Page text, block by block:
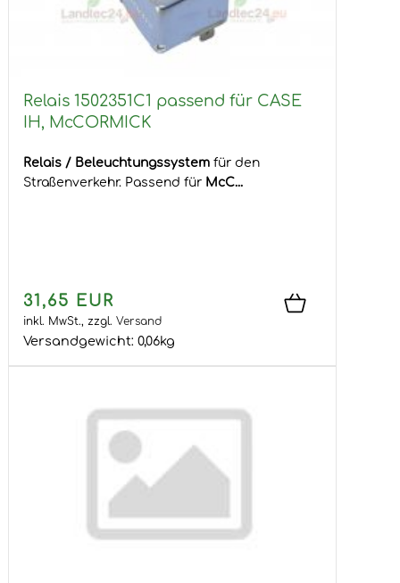
Relais 1502351C1 passend für CASE
IH, McCORMICK
Relais / Beleuchtungssystem für den
Straßenverkehr. Passend für McC...
31,65 EUR
inkl. MwSt., zzgl. Versand
Versandgewicht: 0,06kg